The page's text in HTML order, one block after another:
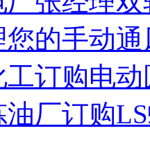
的手动
订购电
厂订购